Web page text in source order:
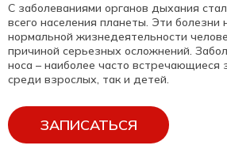
С заболеваниями органов дыхания
всего населения планеты. Эти
нормальной жизнедеятельности
причиной серьезных осложнений.
носа – наиболее часто встречающиеся
среди взрослых, так и детей.
ЗАПИСАТЬСЯ